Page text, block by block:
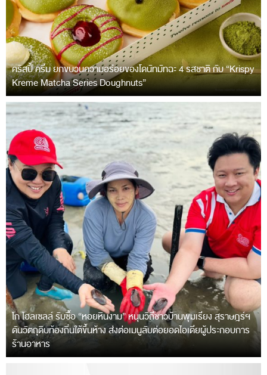
คริสปี้ ครีม ยกขบวนความอร่อยของโดนัทมัทฉะ 4 รสชาติ กับ “Krispy
Kreme Matcha Series Doughnuts”
โก โฮลเซลล์ รับซื้อ “หอยหินงาม” หนุนวิถีชาวบ้านพุมเรียง สุราษฎร์ฯ
ดันวัตถุดิบท้องถิ่นใต้ขึ้นห้าง ส่งต่อเมนูลับต่อยอดไอเดียผู้ประกอบการ
ร้านอาหาร